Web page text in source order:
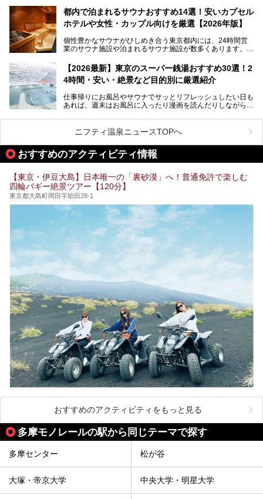
いおしゃれな名店15選を、おすすめの順番で一挙にご紹介
します。
ツァ大井町トラックス」がニューオープン。施設の様子をレ
ポ―トします。
都内で泊まれるサウナおすすめ14選！安いカプセル
ホテルや女性・カップル向けを厳選【2026年版】
個性豊かなサウナがひしめき合う東京都内には、24時間営
業のサウナ施設や泊まれるサウナ施設が数多くあります。
を旅の目的とする「サ旅」や自分へのご褒美のための宿泊な
ど、自分の好きなタイミングで好きなだけサ活ができるのが
魅力です。
最近では、男性専用施設だけでなく、カップルや女性に嬉し
い個室サウナも増えてきました。
ら、特におすすめしたい施設14選をご紹介します。
してみてください。
【2026最新】東京のスーパー銭湯おすすめ30選！2
4時間・安い・絶景など目的別に厳選紹介
仕事帰りにお風呂やサウナでサッとリフレッシュしたい日も
あれば、週末はお風呂に入ったり漫画を読んだりしながら一
また、終電を逃してしまい、「このまま朝までゆっくりでき
る場所があれば」と探した経験がある人も多いのではないで
しょうか。
そこで本記事では、東京でおすすめのスーパー銭湯を、目的
24時間営業で宿泊できる施設や、1,000円以下で楽しめる安
い施設、デートや休日レジャーにもぴったりなエンタメ要素
が充実した施設など、利用のシーンに合わせて参考にしてく
ださい。
ニフティ温泉ニュースTOPへ
おすすめのアクティビティ情報
【東京・伊豆大島】日本唯一の「裏砂漠」へ！普通免許で楽しむ
四輪バギー絶景ツアー【120分】
東京都大島町岡田字助田28-1
おすすめのアクティビティをもっと見る
多摩モノレールの駅から同じテーマで探す
多摩センター 松が谷
大塚・帝京大学 中央大学・明星大学